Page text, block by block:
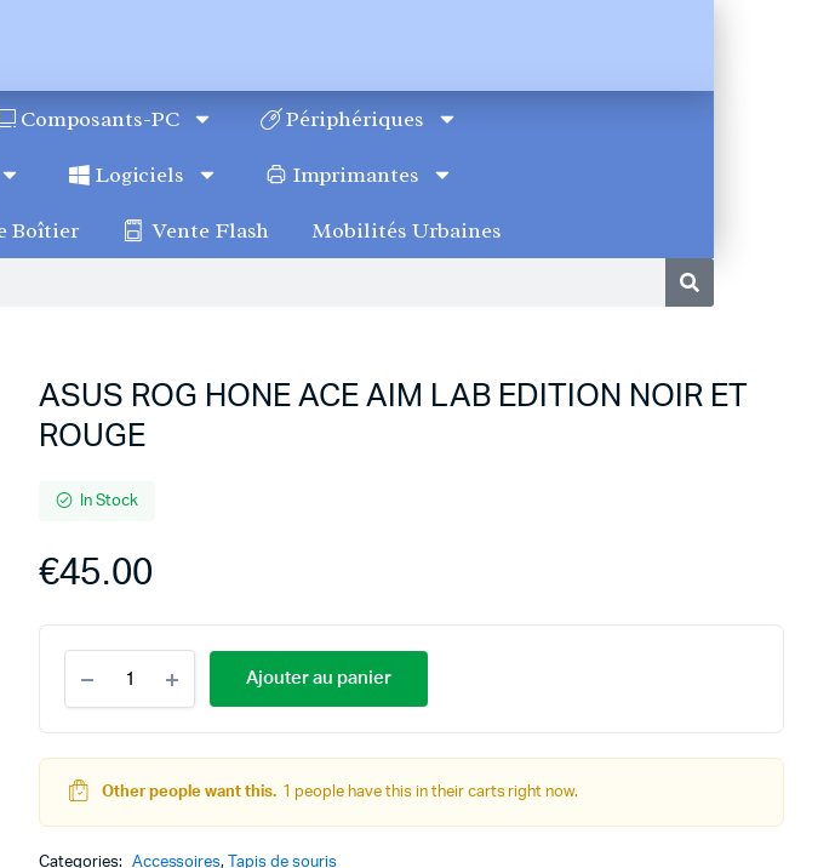
Composants-PC Périphériques
Logiciels Imprimantes
Boîtier Vente Flash Mobilités Urbaines
ASUS ROG HONE ACE AIM LAB EDITION NOIR ET
ROUGE
In Stock
€45.00
Ajouter au panier
Other people want this. 1 people have this in their carts right now.
Categories: Accessoires, Tapis de souris